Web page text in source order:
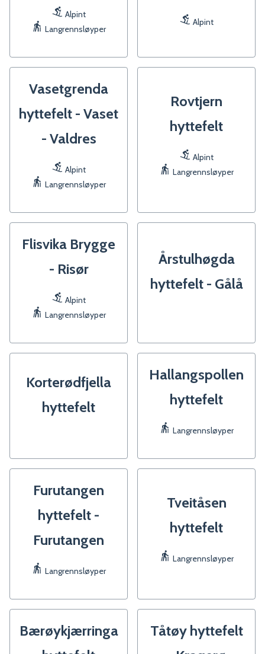
Alpint
Langrennsløyper
Alpint
Vasetgrenda
hyttefelt - Vaset
- Valdres
Alpint
Langrennsløyper
Rovtjern
hyttefelt
Alpint
Langrennsløyper
Flisvika Brygge
- Risør
Alpint
Langrennsløyper
Årstulhøgda
hyttefelt - Gålå
Korterødfjella
hyttefelt
Hallangspollen
hyttefelt
Langrennsløyper
Furutangen
hyttefelt -
Furutangen
Langrennsløyper
Tveitåsen
hyttefelt
Langrennsløyper
Bærøykjærringa
Tåtøy hyttefelt